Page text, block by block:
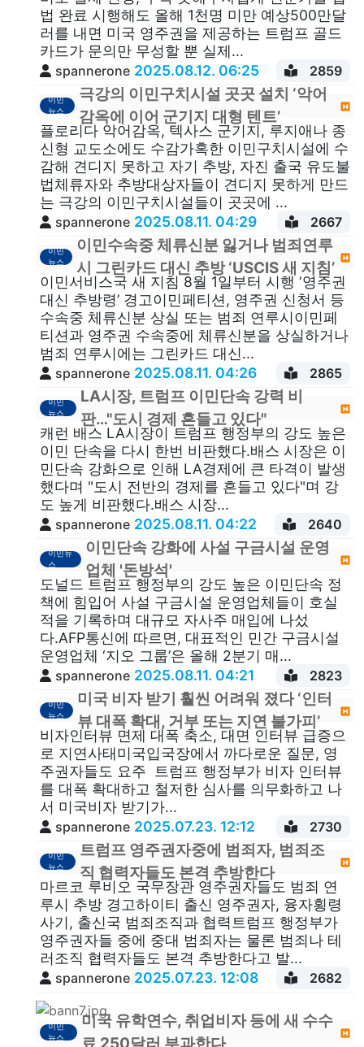
법 완료 시행해도 올해 1천명 미만 예상500만달
러를 내면 미국 영주권을 제공하는 트럼프 골드
카드가 문의만 무성할 뿐 실제...
spannerone 2025.08.12. 06:25 2859
이민
뉴스
극강의 이민구치시설 곳곳 설치 ‘악어
감옥에 이어 군기지 대형 텐트’
플로리다 악어감옥, 텍사스 군기지, 루지애나 종
신형 교도소에도 수감가혹한 이민구치시설에 수
감해 견디지 못하고 자기 추방, 자진 출국 유도불
법체류자와 추방대상자들이 견디지 못하게 만드
는 극강의 이민구치시설들이 곳곳에 ...
spannerone 2025.08.11. 04:29 2667
이민
뉴스
이민수속중 체류신분 잃거나 범죄연루
시 그린카드 대신 추방 ‘USCIS 새 지침’
이민서비스국 새 지침 8월 1일부터 시행 ‘영주권
대신 추방령’ 경고이민페티션, 영주권 신청서 등
수속중 체류신분 상실 또는 범죄 연루시이민페
티션과 영주권 수속중에 체류신분을 상실하거나
범죄 연루시에는 그린카드 대신...
spannerone 2025.08.11. 04:26 2865
이민
뉴스
LA시장, 트럼프 이민단속 강력 비
판…"도시 경제 흔들고 있다"
캐런 배스 LA시장이 트럼프 행정부의 강도 높은
이민 단속을 다시 한번 비판했다.배스 시장은 이
민단속 강화으로 인해 LA경제에 큰 타격이 발생
했다며 "도시 전반의 경제를 흔들고 있다"며 강
도 높게 비판했다.배스 시장...
spannerone 2025.08.11. 04:22 2640
이민뉴
스
이민단속 강화에 사설 구금시설 운영
업체 '돈방석'
도널드 트럼프 행정부의 강도 높은 이민단속 정
책에 힘입어 사설 구금시설 운영업체들이 호실
적을 기록하며 대규모 자사주 매입에 나섰
다.AFP통신에 따르면, 대표적인 민간 구금시설
운영업체 ‘지오 그룹’은 올해 2분기 매...
spannerone 2025.08.11. 04:21 2823
이민
뉴스
미국 비자 받기 훨씬 어려워 졌다 ‘인터
뷰 대폭 확대, 거부 또는 지연 불가피’
비자인터뷰 면제 대폭 축소, 대면 인터뷰 급증으
로 지연사태미국입국장에서 까다로운 질문, 영
주권자들도 요주 트럼프 행정부가 비자 인터뷰
를 대폭 확대하고 철저한 심사를 의무화하고 나
서 미국비자 받기가...
spannerone 2025.07.23. 12:12 2730
이민
뉴스
트럼프 영주권자중에 범죄자, 범죄조
직 협력자들도 본격 추방한다
마르코 루비오 국무장관 영주권자들도 범죄 연
루시 추방 경고하이티 출신 영주권자, 융자횡령
사기, 출신국 범죄조직과 협력트럼프 행정부가
영주권자들 중에 중대 범죄자는 물론 범죄나 테
러조직 협력자들도 본격 추방한다고 발...
spannerone 2025.07.23. 12:08 2682
이민
뉴스
미국 유학연수, 취업비자 등에 새 수수